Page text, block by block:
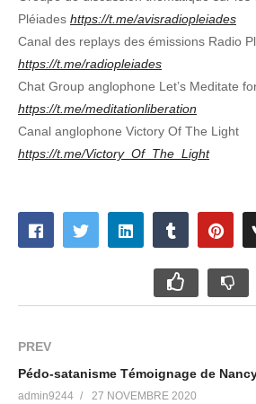
Pléiades https://t.me/avisradiopleiades
Canal des replays des émissions Radio
https://t.me/radiopleiades
Chat Group anglophone Let’s Meditate
https://t.me/meditationliberation
Canal anglophone Victory Of The Light
https://t.me/Victory_Of_The_Light
PREV
Pédo-satanisme Témoignage de
admin9244 27 NOVEMBRE 2020